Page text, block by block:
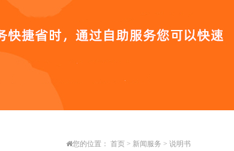
您的位置： 首页 > 新闻服务 > 说明书